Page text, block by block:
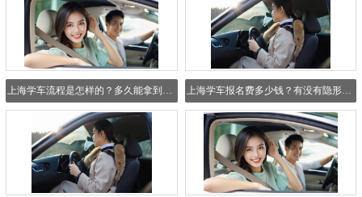
上海学车报名费多少钱？有没有隐形收费？